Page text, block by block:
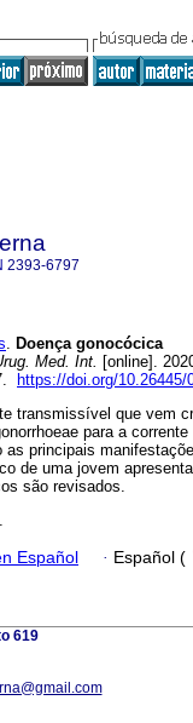
2393-6797
. Doença gonocócica
Med. Int. [online].
https://doi.org/10.26445/
transmissível que vem
para a corrente
as principais
de uma jovem
são revisados.
Español · Español (
619